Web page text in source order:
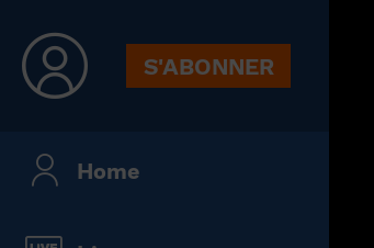
S'ABONNER
Home